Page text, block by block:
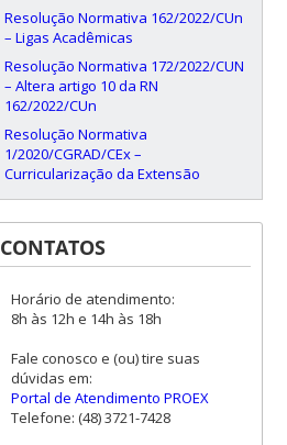
Resolução Normativa 162/2022/CUn
– Ligas Acadêmicas
Resolução Normativa 172/2022/CUN
– Altera artigo 10 da RN
162/2022/CUn
Resolução Normativa
1/2020/CGRAD/CEx –
Curricularização da Extensão
CONTATOS
Horário de atendimento:
8h às 12h e 14h às 18h
Fale conosco e (ou) tire suas
dúvidas em:
Portal de Atendimento PROEX
Telefone: (48) 3721-7428